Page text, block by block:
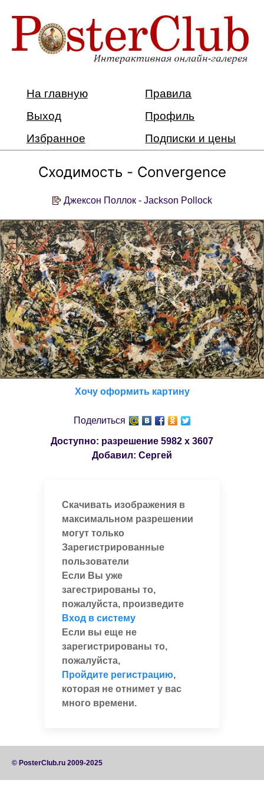
На главную
Правила
Выход
Профиль
Избранное
Подписки и цены
Сходимость - Convergence
Джексон Поллок - Jackson Pollock
Хочу оформить картину
Поделиться
Доступно: разрешение 5982 x 3607
Добавил: Сергей
Скачивать изображения в
максимальном разрешении
могут только
Зарегистрированные
пользователи
Если Вы уже
загестрированы то,
пожалуйста, произведите
Вход в систему
Если вы еще не
зарегистрированы то,
пожалуйста,
Пройдите регистрацию,
которая не отнимет у вас
много времени.
© PosterClub.ru 2009-2025